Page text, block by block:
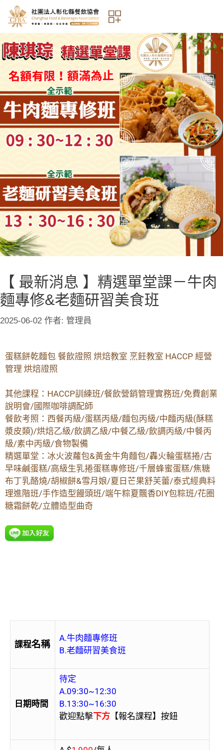
【 最新消息 】精選單堂課－牛肉
麵專修&老麵研習美食班
2025-06-02 作者: 管理員
蛋糕餅乾麵包 餐飲證照 烘焙教室 烹飪教室 HACCP 經營
管理 烘焙證照
其他課程：HACCP訓練班/餐飲營銷管理實務班/免費創業
說明會/國際咖啡調配師
餐飲考照：西餐丙級/蛋糕丙級/麵包丙級/中麵丙級(酥糕
漿皮類)/烘焙乙級/飲調乙級/中餐乙級/飲調丙級/中餐丙
級/素中丙級/食物製備
精選單堂：冰火波蘿包&黃金牛角麵包/轟火輪蛋糕捲/古
早味鹹蛋糕/高級生乳捲蛋糕專修班/千層蜂蜜蛋糕/焦糖
布丁乳酪燒/胡椒餅&雪月娘/夏日芒果舒芙蕾/泰式經典料
理進階班/手作造型饅頭班/端午粽夏飄香DIY包粽班/花圈
糖霜餅乾/立體造型曲奇
課程名稱
A.牛肉麵專修班
B.老麵研習美食班
日期時間
待定
A.09:30~12:30
B.13:30~16:30
歡迎點擊下方 【報名課程】按鈕